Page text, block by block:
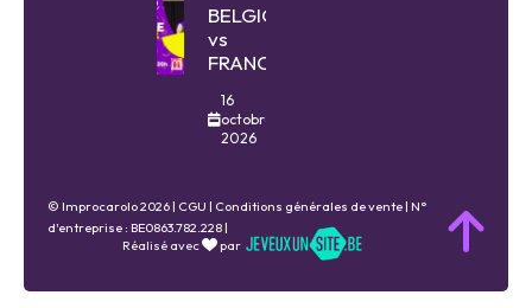
BELGIQUE
vs
FRANCE
16
octobre
2026
© Improcarolo 2026 | CGU | Conditions générales de vente | N°
d'entreprise : BE0863.782.228 |
Réalisé avec
par